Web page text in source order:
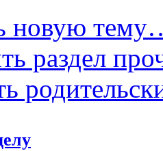
новую
раздел